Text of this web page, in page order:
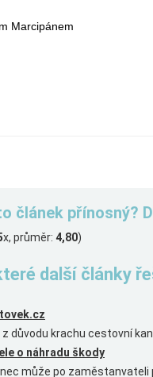
Marcipánem
článek přínosný?
x, průměr: 4,80)
další články
důvodu krachu cestovní
o náhradu škody
může po